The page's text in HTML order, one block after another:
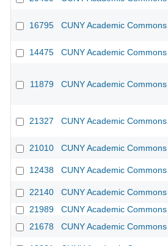
16795 CUNY Academic Commons
14475 CUNY Academic Commons
11879 CUNY Academic Commons
21327 CUNY Academic Commons
21010 CUNY Academic Commons
12438 CUNY Academic Commons
22140 CUNY Academic Commons
21989
CUNY Academic Commons
21678
CUNY Academic Commons